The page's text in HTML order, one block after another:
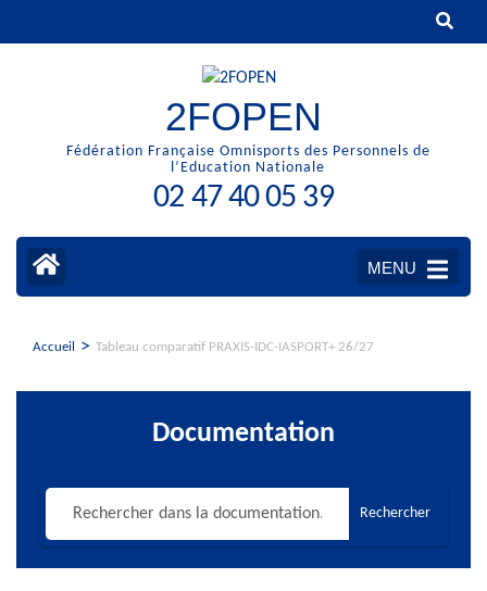
2FOPEN
Fédération Française Omnisports des Personnels de
l’Education Nationale
02 47 40 05 39
MENU
Accueil > Tableau comparatif PRAXIS-IDC-IASPORT+ 26/27
Documentation
Rechercher